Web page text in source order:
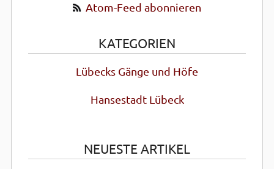
Atom-Feed abonnieren
KATEGORIEN
Lübecks Gänge und Höfe
Hansestadt Lübeck
NEUESTE ARTIKEL